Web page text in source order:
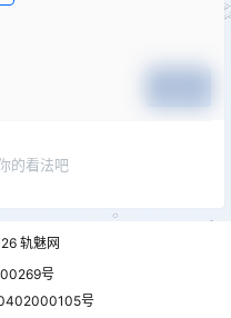
的看法吧
轨魅网
号
号